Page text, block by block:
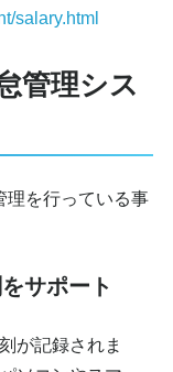
salary.html
管理シス
理を行っている事
サポート
が記録されま